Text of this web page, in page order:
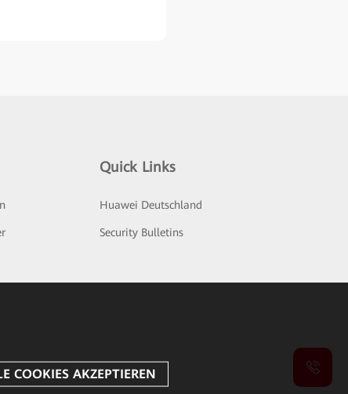
Quick Links
Huawei Deutschland
Security Bulletins